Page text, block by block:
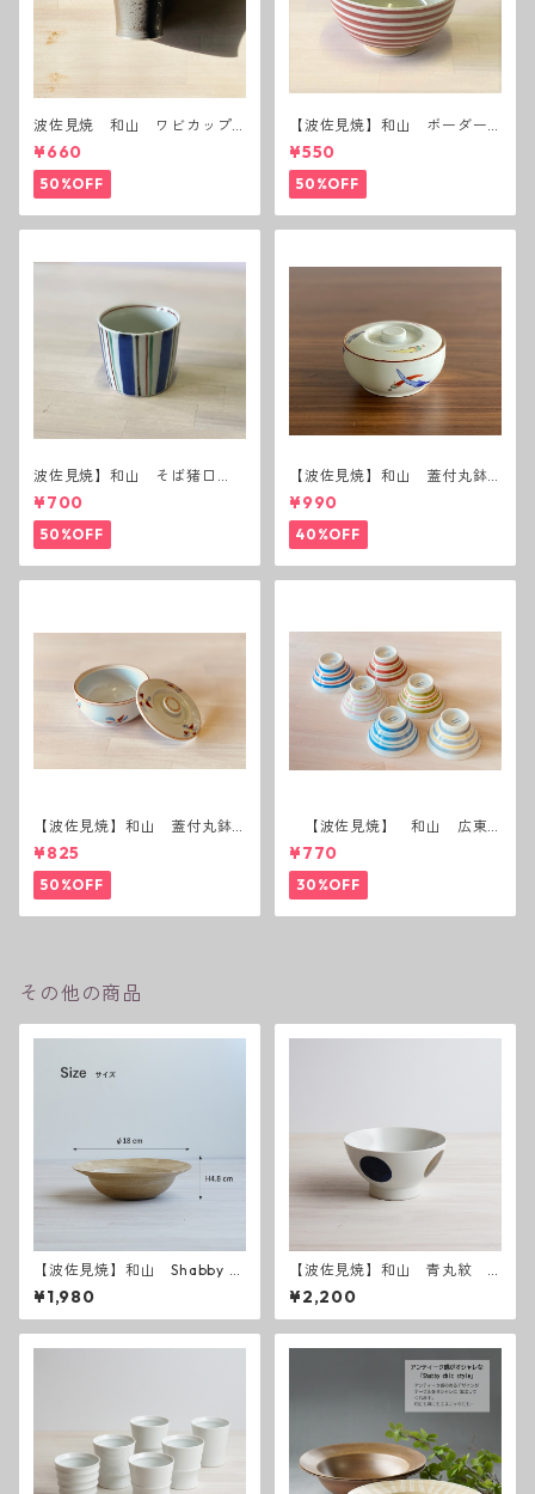
波佐見焼 和山 ワビカップ
黒錆 3種(アウトレット）
¥660
50%OFF
【波佐見焼】和山 ボーダー
茶碗 赤
¥550
50%OFF
波佐見焼】和山 そば猪口
（十草）
¥700
50%OFF
【波佐見焼】和山 蓋付丸鉢
(唐辛子)
¥990
40%OFF
【波佐見焼】和山 蓋付丸鉢
(花絵)
¥825
50%OFF
【波佐見焼】 和山 広東
碗 二色ボーダー 全6パター
ン
¥770
30%OFF
その他の商品
【波佐見焼】和山 Shabby c
hic style ボウル中
¥1,980
【波佐見焼】和山 青丸紋
広東丼 小
¥2,200